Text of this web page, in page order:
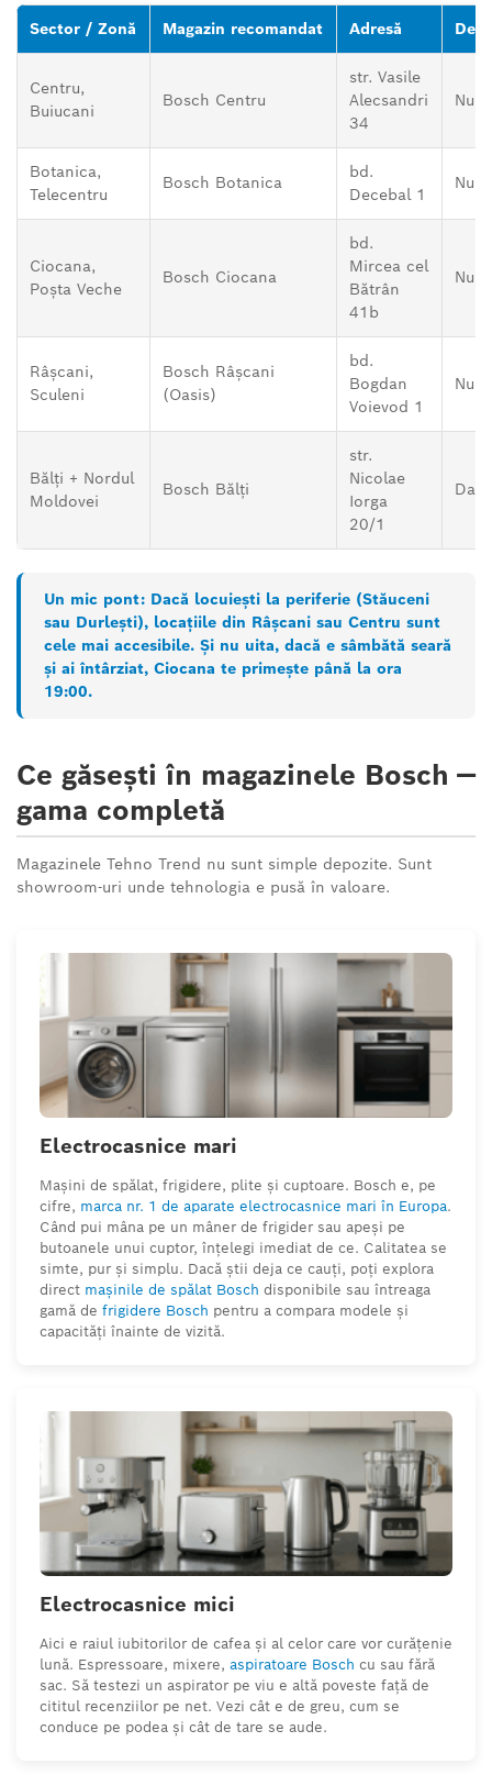
Magazin
funcție
sector
sau
zonă
Sector / Zonă Magazin recomandat Adresă
Centru,
Buiucani
Bosch Centru
str. Vasile
Alecsandri
34
Nu
Botanica,
Telecentru
Bosch Botanica
bd.
Decebal 1
Nu
Ciocana,
Poșta Veche
Bosch Ciocana
bd.
Mircea cel
Bătrân
41b
Nu
Râșcani,
Sculeni
Bosch Râșcani
(Oasis)
bd.
Bogdan
Voievod 1
Nu
Bălți + Nordul
Moldovei
Bosch Bălți
str.
Nicolae
Iorga
20/1
Da
Un mic pont: Dacă locuiești la periferie (Stăuceni
sau Durlești), locațiile din Râșcani sau Centru sunt
cele mai accesibile. Și nu uita, dacă e sâmbătă seară
și ai întârziat, Ciocana te primește până la ora
19:00.
Ce găsești în magazinele Bosch —
gama completă
Magazinele Tehno Trend nu sunt simple depozite. Sunt
showroom-uri unde tehnologia e pusă în valoare.
Electrocasnice mari
Mașini de spălat, frigidere, plite și cuptoare. Bosch e, pe
cifre, marca nr. 1 de aparate electrocasnice mari în Europa.
Când pui mâna pe un mâner de frigider sau apeși pe
butoanele unui cuptor, înțelegi imediat de ce. Calitatea se
simte, pur și simplu. Dacă știi deja ce cauți, poți explora
direct mașinile de spălat Bosch disponibile sau întreaga
gamă de frigidere Bosch pentru a compara modele și
capacități înainte de vizită.
Electrocasnice mici
Aici e raiul iubitorilor de cafea și al celor care vor curățenie
lună. Espressoare, mixere, aspiratoare Bosch cu sau fără
sac. Să testezi un aspirator pe viu e altă poveste față de
cititul recenziilor pe net. Vezi cât e de greu, cum se
conduce pe podea și cât de tare se aude.